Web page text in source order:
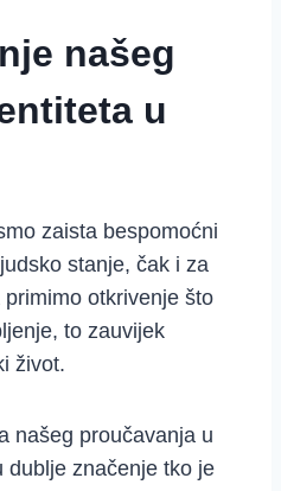
našeg
u
zaista bespomoćni
stanje, čak i za
otkrivenje što
to zauvijek
život.
našeg proučavanja u
dublje značenje tko je